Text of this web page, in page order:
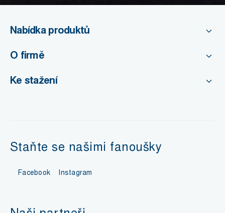
Nabídka produktů
O firmě
Ke stažení
Staňte se našimi fanoušky
Facebook Instagram